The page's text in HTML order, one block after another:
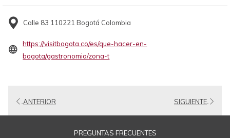
Calle 83 110221 Bogotá Colombia
https://visitbogota.co/es/que-hacer-en-
bogota/gastronomia/zona-tabre
ANTERIOR SIGUIENTE
PREGUNTAS FRECUENTES